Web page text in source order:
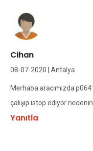
Cihan
08-07-2020 | Antalya
Merhaba aracımızda
çalışıp istop ediyor
Yanıtla